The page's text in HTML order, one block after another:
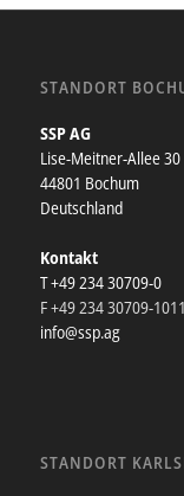
STANDORT
SSP AG
Lise-Meitner-Allee 30
44801 Bochum
Deutschland
Kontakt
T +49 234 30709-0
F +49 234 30709-1011
info@ssp.ag
STANDORT